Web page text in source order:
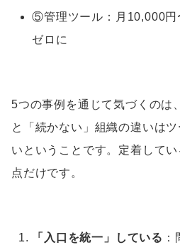
⑤管理ツール：月10,000円
ゼロに
5つの事例を通じて気づくのは
と「続かない」組織の違いは
いということです。定着して
点だけです。
「入口を統一」している